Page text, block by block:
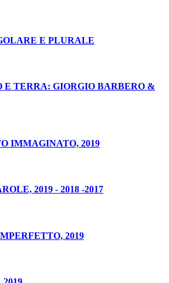
E PLURALE
E TERRA: GIORGIO BARBERO &
IMMAGINATO, 2019
2019 - 2018 -2017
2019